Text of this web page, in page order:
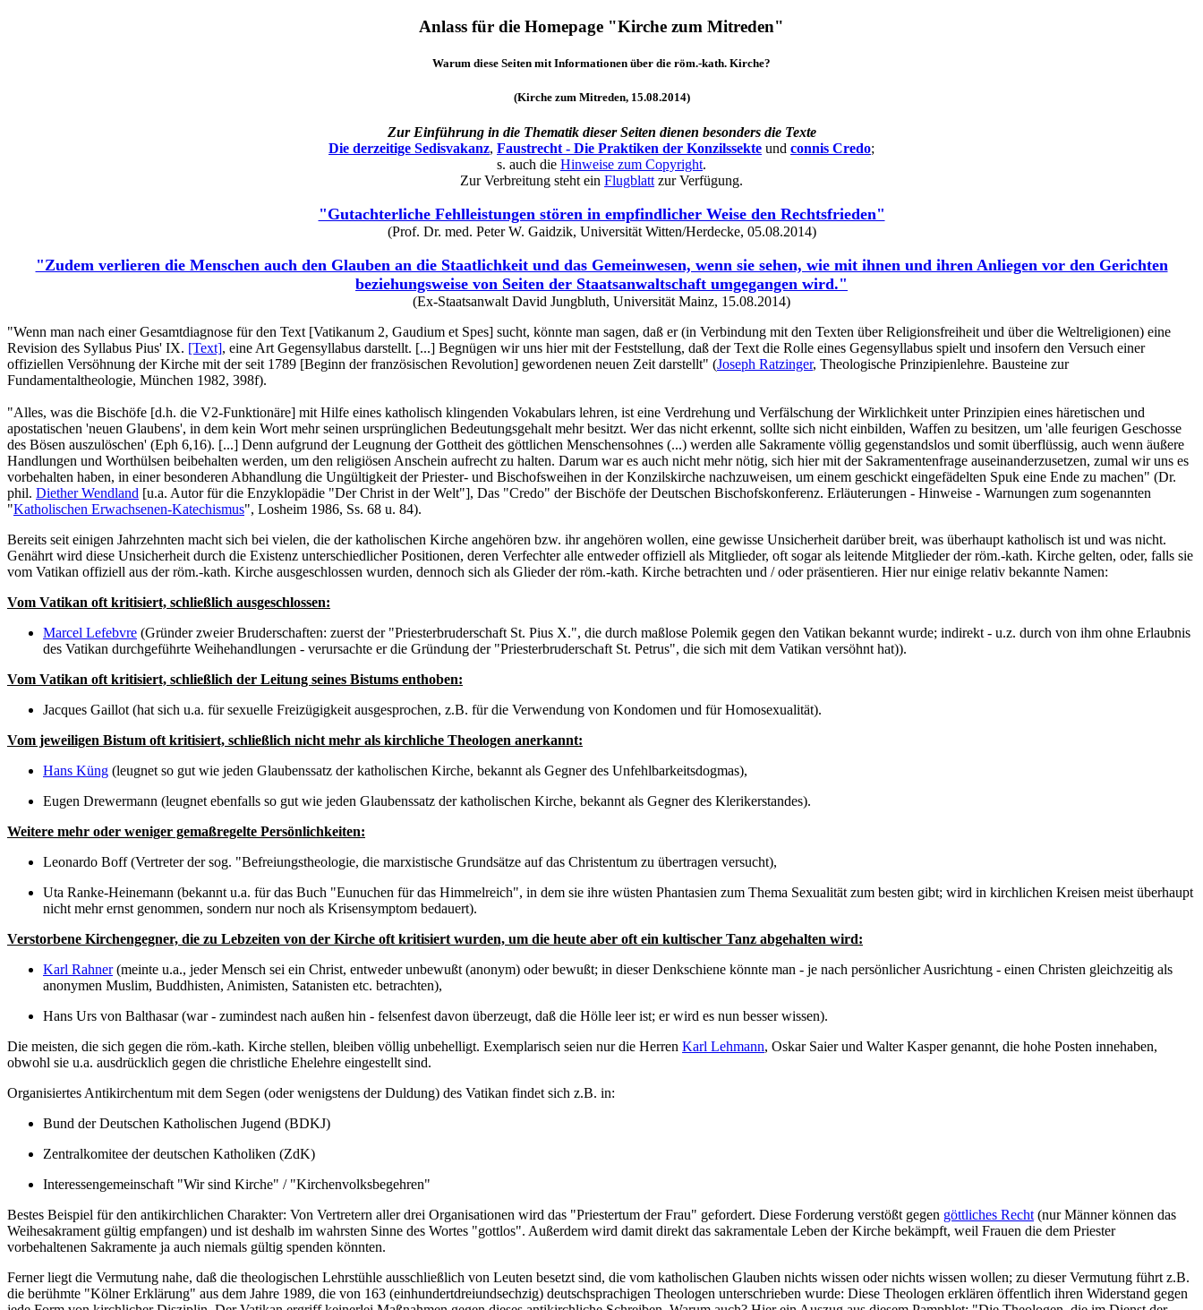
Anlass für die Homepage "Kirche zum Mitreden"
Warum diese Seiten mit Informationen über die röm.-kath. Kirche?
(Kirche zum Mitreden, 15.08.2014)
Zur Einführung in die Thematik dieser Seiten dienen besonders die Texte
Die derzeitige Sedisvakanz, Faustrecht - Die Praktiken der Konzilssekte und connis Credo;
s. auch die Hinweise zum Copyright.
Zur Verbreitung steht ein Flugblatt zur Verfügung.
"Gutachterliche Fehlleistungen stören in empfindlicher Weise den Rechtsfrieden"
(Prof. Dr. med. Peter W. Gaidzik, Universität Witten/Herdecke, 05.08.2014)
"Zudem verlieren die Menschen auch den Glauben an die Staatlichkeit und das Gemeinwesen, wenn sie sehen, wie mit ihnen und ihren Anliegen vor den Gerichten
beziehungsweise von Seiten der Staatsanwaltschaft umgegangen wird."
(Ex-Staatsanwalt David Jungbluth, Universität Mainz, 15.08.2014)
"Wenn man nach einer Gesamtdiagnose für den Text [Vatikanum 2, Gaudium et Spes] sucht, könnte man sagen, daß er (in Verbindung mit den Texten über Religionsfreiheit und über die Weltreligionen) eine
Revision des Syllabus Pius' IX. [Text], eine Art Gegensyllabus darstellt. [...] Begnügen wir uns hier mit der Feststellung, daß der Text die Rolle eines Gegensyllabus spielt und insofern den Versuch einer
offiziellen Versöhnung der Kirche mit der seit 1789 [Beginn der französischen Revolution] gewordenen neuen Zeit darstellt" (Joseph Ratzinger, Theologische Prinzipienlehre. Bausteine zur
Fundamentaltheologie, München 1982, 398f).
"Alles, was die Bischöfe [d.h. die V2-Funktionäre] mit Hilfe eines katholisch klingenden Vokabulars lehren, ist eine Verdrehung und Verfälschung der Wirklichkeit unter Prinzipien eines häretischen und
apostatischen 'neuen Glaubens', in dem kein Wort mehr seinen ursprünglichen Bedeutungsgehalt mehr besitzt. Wer das nicht erkennt, sollte sich nicht einbilden, Waffen zu besitzen, um 'alle feurigen Geschosse
des Bösen auszulöschen' (Eph 6,16). [...] Denn aufgrund der Leugnung der Gottheit des göttlichen Menschensohnes (...) werden alle Sakramente völlig gegenstandslos und somit überflüssig, auch wenn äußere
Handlungen und Worthülsen beibehalten werden, um den religiösen Anschein aufrecht zu halten. Darum war es auch nicht mehr nötig, sich hier mit der Sakramentenfrage auseinanderzusetzen, zumal wir uns es
vorbehalten haben, in einer besonderen Abhandlung die Ungültigkeit der Priester- und Bischofsweihen in der Konzilskirche nachzuweisen, um einem geschickt eingefädelten Spuk eine Ende zu machen" (Dr.
phil. Diether Wendland [u.a. Autor für die Enzyklopädie "Der Christ in der Welt"], Das "Credo" der Bischöfe der Deutschen Bischofskonferenz. Erläuterungen - Hinweise - Warnungen zum sogenannten
"Katholischen Erwachsenen-Katechismus", Losheim 1986, Ss. 68 u. 84).
Bereits seit einigen Jahrzehnten macht sich bei vielen, die der katholischen Kirche angehören bzw. ihr angehören wollen, eine gewisse Unsicherheit darüber breit, was überhaupt katholisch ist und was nicht.
Genährt wird diese Unsicherheit durch die Existenz unterschiedlicher Positionen, deren Verfechter alle entweder offiziell als Mitglieder, oft sogar als leitende Mitglieder der röm.-kath. Kirche gelten, oder, falls sie
vom Vatikan offiziell aus der röm.-kath. Kirche ausgeschlossen wurden, dennoch sich als Glieder der röm.-kath. Kirche betrachten und / oder präsentieren. Hier nur einige relativ bekannte Namen:
Vom Vatikan oft kritisiert, schließlich ausgeschlossen:
Marcel Lefebvre (Gründer zweier Bruderschaften: zuerst der "Priesterbruderschaft St. Pius X.", die durch maßlose Polemik gegen den Vatikan bekannt wurde; indirekt - u.z. durch von ihm ohne Erlaubnis
des Vatikan durchgeführte Weihehandlungen - verursachte er die Gründung der "Priesterbruderschaft St. Petrus", die sich mit dem Vatikan versöhnt hat)).
Vom Vatikan oft kritisiert, schließlich der Leitung seines Bistums enthoben:
Jacques Gaillot (hat sich u.a. für sexuelle Freizügigkeit ausgesprochen, z.B. für die Verwendung von Kondomen und für Homosexualität).
Vom jeweiligen Bistum oft kritisiert, schließlich nicht mehr als kirchliche Theologen anerkannt:
Hans Küng (leugnet so gut wie jeden Glaubenssatz der katholischen Kirche, bekannt als Gegner des Unfehlbarkeitsdogmas),
Eugen Drewermann (leugnet ebenfalls so gut wie jeden Glaubenssatz der katholischen Kirche, bekannt als Gegner des Klerikerstandes).
Weitere mehr oder weniger gemaßregelte Persönlichkeiten:
Leonardo Boff (Vertreter der sog. "Befreiungstheologie, die marxistische Grundsätze auf das Christentum zu übertragen versucht),
Uta Ranke-Heinemann (bekannt u.a. für das Buch "Eunuchen für das Himmelreich", in dem sie ihre wüsten Phantasien zum Thema Sexualität zum besten gibt; wird in kirchlichen Kreisen meist überhaupt
nicht mehr ernst genommen, sondern nur noch als Krisensymptom bedauert).
Verstorbene Kirchengegner, die zu Lebzeiten von der Kirche oft kritisiert wurden, um die heute aber oft ein kultischer Tanz abgehalten wird:
Karl Rahner(meinte u.a., jeder Mensch sei ein Christ, entweder unbewußt (anonym) oder bewußt; in dieser Denkschiene könnte man - je nach persönlicher Ausrichtung - einen Christen gleichzeitig als
anonymen Muslim, Buddhisten, Animisten, Satanisten etc. betrachten),
Hans Urs von Balthasar (war - zumindest nach außen hin - felsenfest davon überzeugt, daß die Hölle leer ist; er wird es nun besser wissen).
Die meisten, die sich gegen die röm.-kath. Kirche stellen, bleiben völlig unbehelligt. Exemplarisch seien nur die Herren Karl Lehmann, Oskar Saier und Walter Kasper genannt, die hohe Posten innehaben,
obwohl sie u.a. ausdrücklich gegen die christliche Ehelehre eingestellt sind.
Organisiertes Antikirchentum mit dem Segen (oder wenigstens der Duldung) des Vatikan findet sich z.B. in:
Bund der Deutschen Katholischen Jugend (BDKJ)
Zentralkomitee der deutschen Katholiken (ZdK)
Interessengemeinschaft "Wir sind Kirche" / "Kirchenvolksbegehren"
Bestes Beispiel für den antikirchlichen Charakter: Von Vertretern aller drei Organisationen wird das "Priestertum der Frau" gefordert. Diese Forderung verstößt gegen göttliches Recht (nur Männer können das
Weihesakrament gültig empfangen) und ist deshalb im wahrsten Sinne des Wortes "gottlos". Außerdem wird damit direkt das sakramentale Leben der Kirche bekämpft, weil Frauen die dem Priester
vorbehaltenen Sakramente ja auch niemals gültig spenden könnten.
Ferner liegt die Vermutung nahe, daß die theologischen Lehrstühle ausschließlich von Leuten besetzt sind, die vom katholischen Glauben nichts wissen oder nichts wissen wollen; zu dieser Vermutung führt z.B.
die berühmte "Kölner Erklärung" aus dem Jahre 1989, die von 163 (einhundertdreiundsechzig) deutschsprachigen Theologen unterschrieben wurde: Diese Theologen erklären öffentlich ihren Widerstand gegen